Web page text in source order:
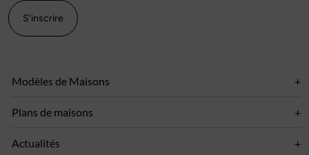
S'inscrire
Modèles de Maisons
Plans de maisons
Actualités